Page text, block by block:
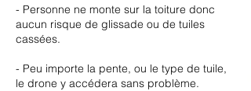
- Personne ne monte sur la toiture donc
aucun risque de glissade ou de tuiles
cassées.
- Peu importe la pente, ou le type de tuile,
le drone y accédera sans problème.